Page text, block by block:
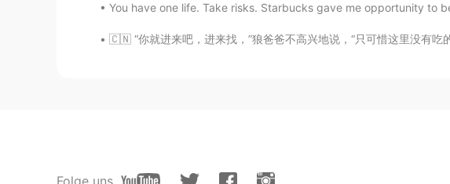
You have one life. Take risks. Starbucks gave me opportunity to
🇨🇳 “你就进来吧，进来找，”狼爸爸不高兴地说，“只可惜这里没有吃的。” “对狼来说，是没有，”塔巴奎说，“可对我这样卑微
Folge uns